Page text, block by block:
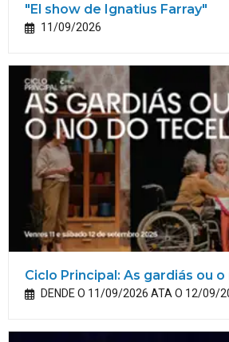
"El show de Ignatius Farray"
11/09/2026
Ciclo Principal: As gardiás ou
DENDE O 11/09/2026 ATA O 12/09/